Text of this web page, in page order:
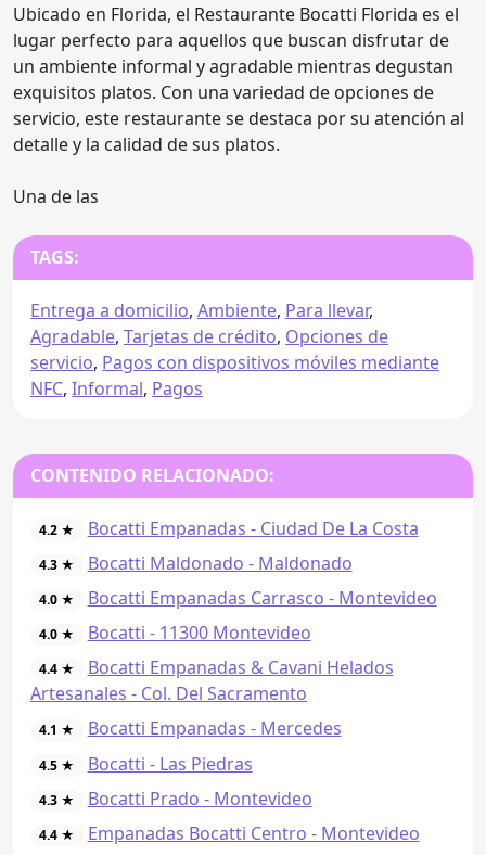
Ubicado en Florida, el Restaurante Bocatti Florida es el
lugar perfecto para aquellos que buscan disfrutar de
un ambiente informal y agradable mientras degustan
exquisitos platos. Con una variedad de opciones de
servicio, este restaurante se destaca por su atención al
detalle y la calidad de sus platos.
Una de las
TAGS:
Entrega a domicilio, Ambiente, Para llevar,
Agradable, Tarjetas de crédito, Opciones de
servicio, Pagos con dispositivos móviles mediante
NFC, Informal, Pagos
CONTENIDO RELACIONADO:
4.2 ★ Bocatti Empanadas - Ciudad De La Costa
4.3 ★ Bocatti Maldonado - Maldonado
4.0 ★ Bocatti Empanadas Carrasco - Montevideo
4.0 ★ Bocatti - 11300 Montevideo
4.4 ★
Bocatti Empanadas & Cavani Helados
Artesanales - Col. Del Sacramento
4.1 ★ Bocatti Empanadas - Mercedes
4.5 ★ Bocatti - Las Piedras
4.3 ★ Bocatti Prado - Montevideo
4.4 ★ Empanadas Bocatti Centro - Montevideo